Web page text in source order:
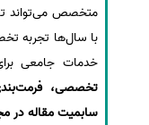
متخصص می‌تواند
با سال‌ها تجربه
خدمات جامعی
تخصصی،
سابمیت مقاله در